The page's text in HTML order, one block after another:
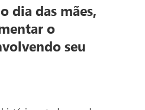
dia das mães,
o
seu